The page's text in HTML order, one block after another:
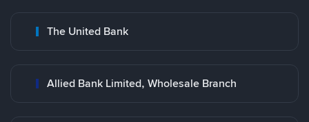
The United Bank
Allied Bank Limited, Wholesale Branch